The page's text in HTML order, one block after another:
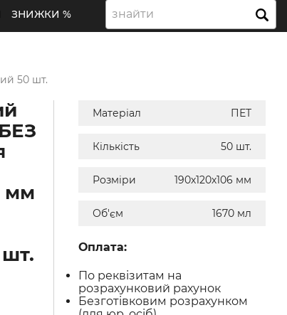
ЗНИЖКИ % знайти
50 шт.
мм
Матеріал ПЕТ
Кількість 50 шт.
Розміри 190х120х106 мм
Об'єм 1670 мл
Оплата:
По реквізитам на
розрахунковий рахунок
Безготівковим розрахунком